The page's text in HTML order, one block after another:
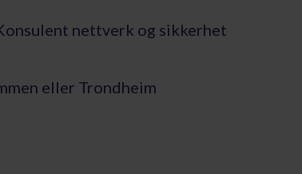
nettverk og sikkerhet
eller Trondheim